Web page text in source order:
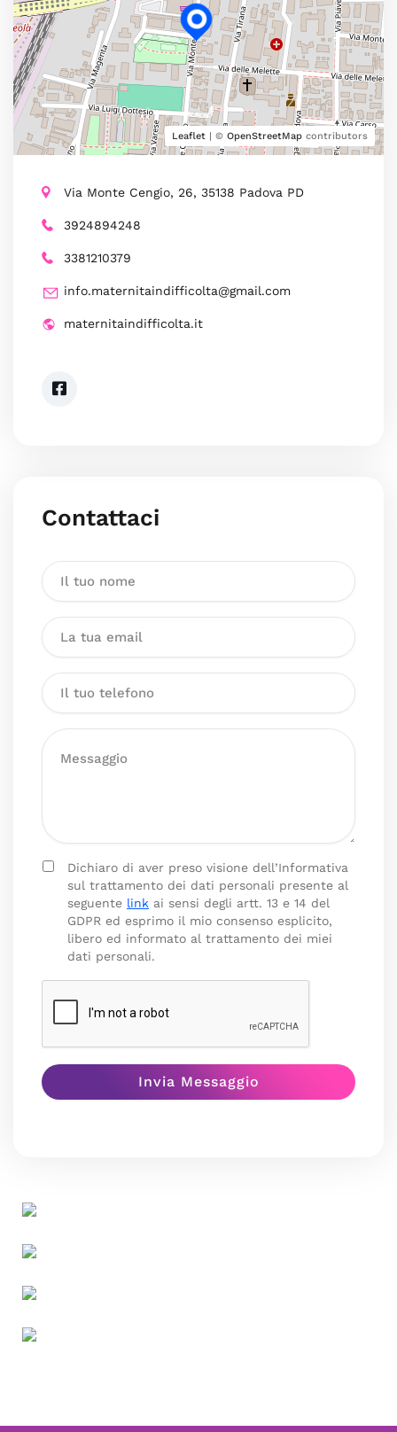
Leaflet | © OpenStreetMap contributors
Via Monte Cengio, 26, 35138 Padova PD
3924894248
3381210379
info.maternitaindifficolta@gmail.com
maternitaindifficolta.it
Contattaci
Dichiaro di aver preso visione dell’Informativa
sul trattamento dei dati personali presente al
seguente link ai sensi degli artt. 13 e 14 del
GDPR ed esprimo il mio consenso esplicito,
libero ed informato al trattamento dei miei
dati personali.